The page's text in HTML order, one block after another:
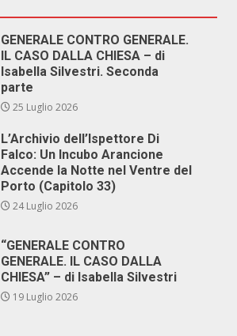
GENERALE CONTRO GENERALE.
IL CASO DALLA CHIESA – di
Isabella Silvestri. Seconda
parte
25 Luglio 2026
L’Archivio dell’Ispettore Di
Falco: Un Incubo Arancione
Accende la Notte nel Ventre del
Porto (Capitolo 33)
24 Luglio 2026
“GENERALE CONTRO
GENERALE. IL CASO DALLA
CHIESA” – di Isabella Silvestri
19 Luglio 2026